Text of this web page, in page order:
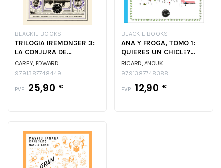
BLACKIE BOOKS
TRILOGIA IREMONGER 3:
LA CONJURA DE
LOMBRES
CAREY, EDWARD
9791387748449
PVP: 25,90 €
BLACKIE BOOKS
ANA Y FROGA, TOMO 1:
QUIERES UN CHICLE?
(NUEVA EDICION)
RICARD, ANOUK
9791387748388
PVP: 12,90 €